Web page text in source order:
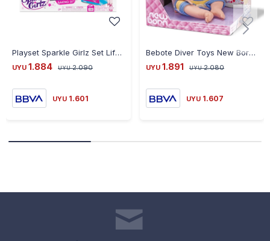
Playset Sparkle Girlz Set Lifestyle
UYU 1.884 UYU 2.090
UYU 1.601
Bebote Diver Toys New Born Saca la Lengua - CELESTE
UYU 1.891 UYU 2.080
UYU 1.607